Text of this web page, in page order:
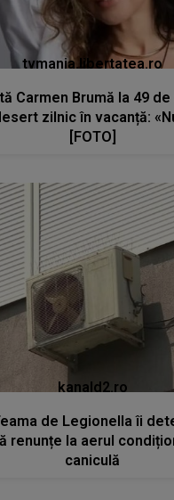
tvmania.libertatea.ro
Carmen Brumă la 49
zilnic în vacanță:
[FOTO]
kanald2.ro
de Legionella îi
renunțe la aerul
caniculă